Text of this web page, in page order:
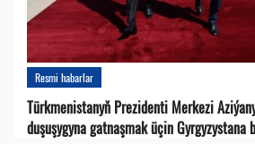
Resmi habarlar
Türkmenistanyň Prezidenti Merkezi
duşuşygyna gatnaşmak üçin Gyrgyzystana